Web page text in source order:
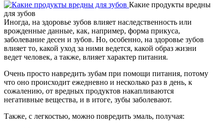
Какие продукты вредны
для зубов
Иногда, на здоровье зубов влияет наследственность или
врожденные данные, как, например, форма прикуса,
заболевание десен и зубов. Но, особенно, на здоровье зубов
влияет то, какой уход за ними ведется, какой образ жизни
ведет человек, а также, влияет характер питания.
Очень просто навредить зубам при помощи питания, потому
что оно происходит ежедневно и несколько раз в день, к
сожалению, от вредных продуктов накапливаются
негативные вещества, и в итоге, зубы заболевают.
Также, с легкостью, можно повредить эмаль, получая: